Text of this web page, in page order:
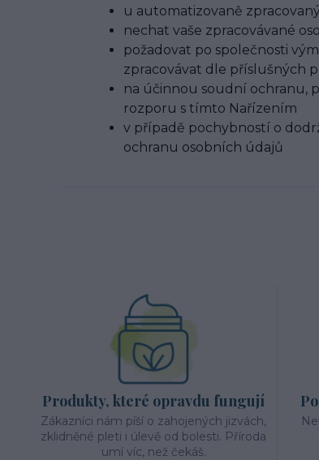
u automatizovaně
nechat vaše zpracovávané
požadovat po společnosti
zpracovávat dle příslušných
na účinnou soudní ochranu,
rozporu s tímto Nařízením
v případě pochybností o
ochranu osobních údajů
Produkty, které opravdu fungují
Zákazníci nám píší o zahojených jizvách,
zklidněné pleti i úlevě od bolesti. Příroda
umí víc, než čekáš.